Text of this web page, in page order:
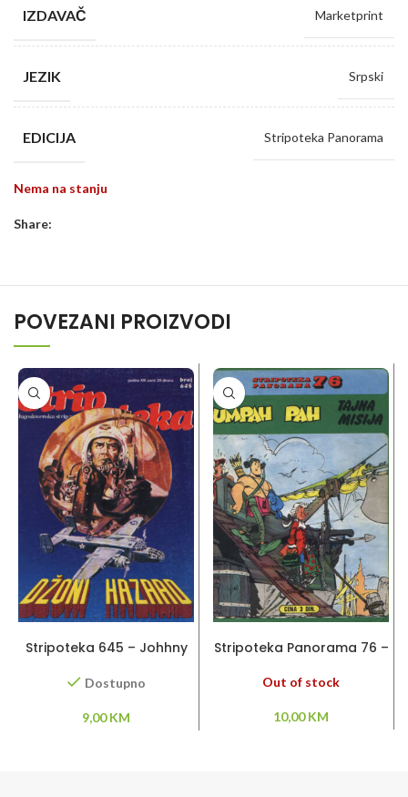
IZDAVAČ Marketprint
JEZIK Srpski
EDICIJA Stripoteka Panorama
Nema na stanju
Share:
POVEZANI PROIZVODI
Stripoteka 645 – Johhny
Dostupno
9,00KM
Stripoteka Panorama 76 –
Out of stock
10,00KM